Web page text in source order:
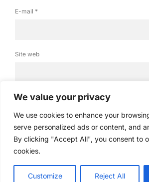
We value your privacy
We use cookies to enhance your
serve personalized ads or content, and
By clicking "Accept All", you consent to
cookies.
Customize Reject All
Tripwolf vous permet de
virtuellement toutes les
Là encore, une petite pépite.
La dernière version contient
gratuits, mais vous permet aussi
guides plus complets. Je n’ai pas
derniers.
E-mail *
Site web